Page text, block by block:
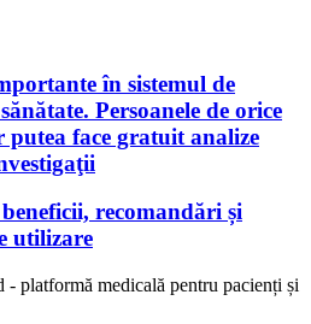
în sistemul de
Persoanele de orice
putea face gratuit analize
recomandări și
utilizare
platformă medicală pentru pacienți și